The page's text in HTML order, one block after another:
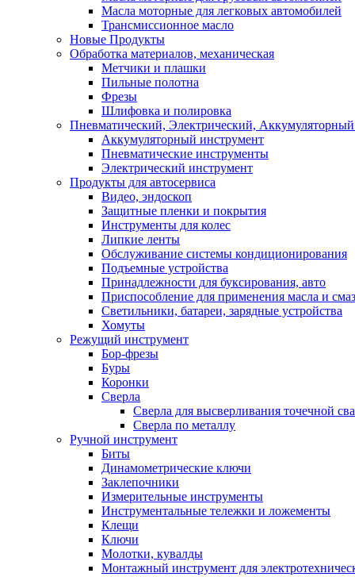
Масла моторные для легковых автомобилей
Трансмиссионное масло
Новые Продукты
Обработка материалов, механическая
Метчики и плашки
Пильные полотна
Фрезы
Шлифовка и полировка
Пневматический, Электрический,
Аккумуляторный инструмент
Пневматические инструменты
Электрический инструмент
Продукты для автосервиса
Видео, эндоскоп
Защитные пленки и покрытия
Инструменты для колес
Липкие ленты
Обслуживание системы кондиционирования
Подъемные устройства
Принадлежности для буксирования, авто
Приспособление для применения масла и
Светильники, батареи, зарядные устройства
Хомуты
Режущий инструмент
Бор-фрезы
Буры
Коронки
Сверла
Сверла для высверливания точечной
Сверла по металлу
Ручной инструмент
Биты
Динамометрические ключи
Заклепочники
Измерительные инструменты
Инструментальные тележки и ложементы
Клещи
Ключи
Молотки, кувалды
Монтажный инструмент для